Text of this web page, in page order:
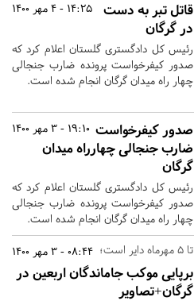
14:25 - 4 مهر 1400
قاتل تبر به دست
در گرگان
رئیس کل دادگستری گلستان اعلام کرد که
صدور کیفرخواست پرونده ضارب جنجالی
چهار راه میدان گرگان انجام شده است.
19:10 - 3 مهر 1400 صدور کیفرخواست
ضارب جنجالی چهارراه میدان
گرگان
رئیس کل دادگستری گلستان اعلام کرد که
صدور کیفرخواست پرونده ضارب جنجالی
چهار راه میدان گرگان انجام شده است.
08:44 - 3 مهر 1400 تا 5 مهرماه دایر است؛
برپایی موکب جاماندگان اربعین در
گرگان+تصاویر